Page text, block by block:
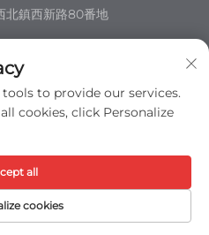
北鎮西新路80番地
べての権利を保有 - プライバシーポ
- ブログ
to provide our services.
cookies, click Personalize
cookies
all